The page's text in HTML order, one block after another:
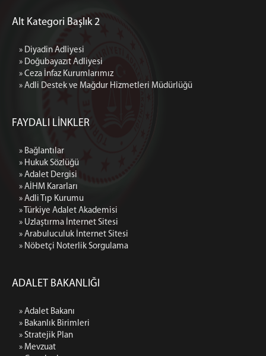
Alt Kategori Başlık 2
» Diyadin Adliyesi
» Doğubayazıt Adliyesi
» Ceza İnfaz Kurumlarımız
» Adli Destek ve Mağdur Hizmetleri Müdürlüğü
FAYDALI LİNKLER
» Bağlantılar
» Hukuk Sözlüğü
» Adalet Dergisi
» AİHM Kararları
» Adli Tıp Kurumu
» Türkiye Adalet Akademisi
» Uzlaştırma İnternet Sitesi
» Arabuluculuk İnternet Sitesi
» Nöbetçi Noterlik Sorgulama
ADALET BAKANLIĞI
» Adalet Bakanı
» Bakanlık Birimleri
» Stratejik Plan
» Mevzuat